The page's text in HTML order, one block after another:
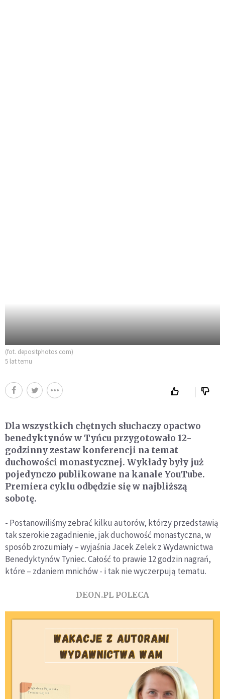
(fot. depositphotos.com)
5 lat temu
Dla wszystkich chętnych słuchaczy opactwo
benedyktynów w Tyńcu przygotowało 12-
godzinny zestaw konferencji na temat
duchowości monastycznej. Wykłady były już
pojedynczo publikowane na kanale YouTube.
Premiera cyklu odbędzie się w najbliższą
sobotę.
- Postanowiliśmy zebrać kilku autorów, którzy przedstawią
tak szerokie zagadnienie, jak duchowość monastyczna, w
sposób zrozumiały – wyjaśnia Jacek Zelek z Wydawnictwa
Benedyktynów Tyniec. Całość to prawie 12 godzin nagrań,
które – zdaniem mnichów - i tak nie wyczerpują tematu.
DEON.PL POLECA